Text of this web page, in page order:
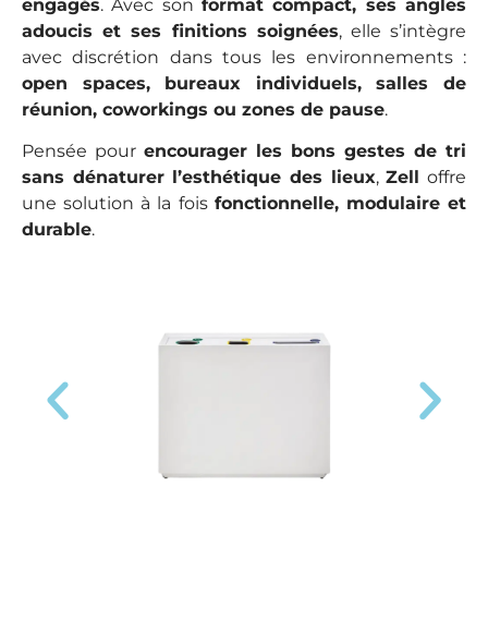
engagés. Avec son format compact, ses angles
adoucis et ses finitions soignées, elle s’intègre
avec discrétion dans tous les environnements :
open spaces, bureaux individuels, salles de
réunion, coworkings ou zones de pause.
Pensée pour encourager les bons gestes de tri
sans dénaturer l’esthétique des lieux,Zell offre
une solution à la fois fonctionnelle, modulaire et
durable.